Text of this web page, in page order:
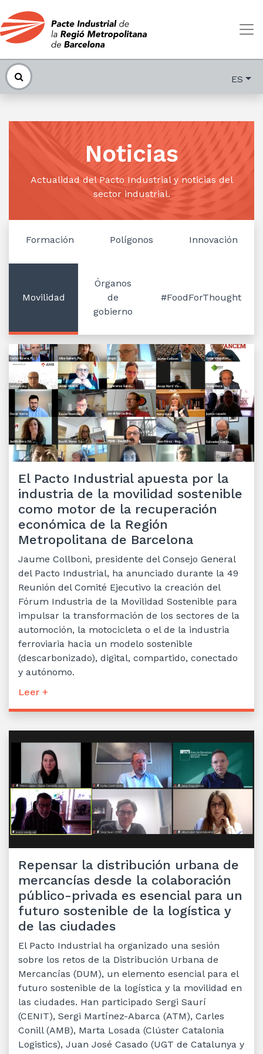
ES
Noticias
Actualidad del Pacto Industrial y noticias del
sector industrial.
Formación Polígonos Innovación
Movilidad
Órganos
de
gobierno
#FoodForThought
El Pacto Industrial apuesta por la
industria de la movilidad sostenible
como motor de la recuperación
económica de la Región
Metropolitana de Barcelona
Jaume Collboni, presidente del Consejo General
del Pacto Industrial, ha anunciado durante la 49
Reunión del Comité Ejecutivo la creación del
Fórum Industria de la Movilidad Sostenible para
impulsar la transformación de los sectores de la
automoción, la motocicleta o el de la industria
ferroviaria hacia un modelo sostenible
(descarbonizado), digital, compartido, conectado
y autónomo.
Leer +
Repensar la distribución urbana de
mercancías desde la colaboración
público-privada es esencial para un
futuro sostenible de la logística y
de las ciudades
El Pacto Industrial ha organizado una sesión
sobre los retos de la Distribución Urbana de
Mercancías (DUM), un elemento esencial para el
futuro sostenible de la logística y la movilidad en
las ciudades. Han participado Sergi Saurí
(CENIT), Sergi Martínez-Abarca (ATM), Carles
Conill (AMB), Marta Losada (Clúster Catalonia
Logistics), Juan José Casado (UGT de Catalunya y